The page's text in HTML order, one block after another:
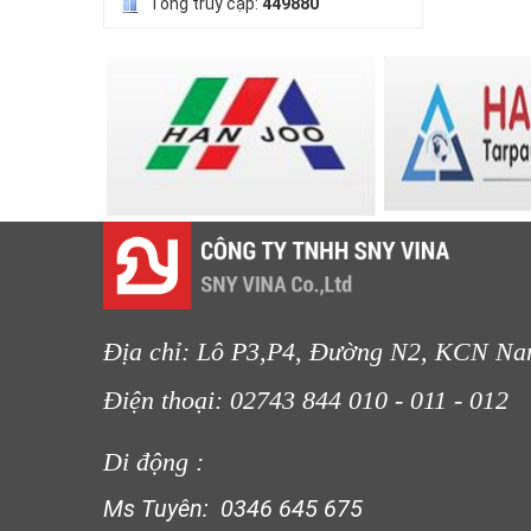
LƯỚI CHẮN ĐỘNG VẬT
LƯỚI CHE NẮNG
Địa chỉ: Lô P3,P4, Đường N2, KCN
Điện thoại: 02743 844 010 - 011 -
Di động :
Ms Tuyên: 0346 645 675